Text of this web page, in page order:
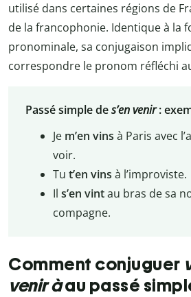
utilisé dans certaines régions de
de la francophonie. Identique à la
pronominale, sa conjugaison
correspondre le pronom réfléchi
Passé simple des’en venir:
Je m’en vins à Paris avec
voir.
Tu t’en vins à l’improviste.
Il s’en vintau bras de sa
compagne.
Comment conjuguer
venir àau passé